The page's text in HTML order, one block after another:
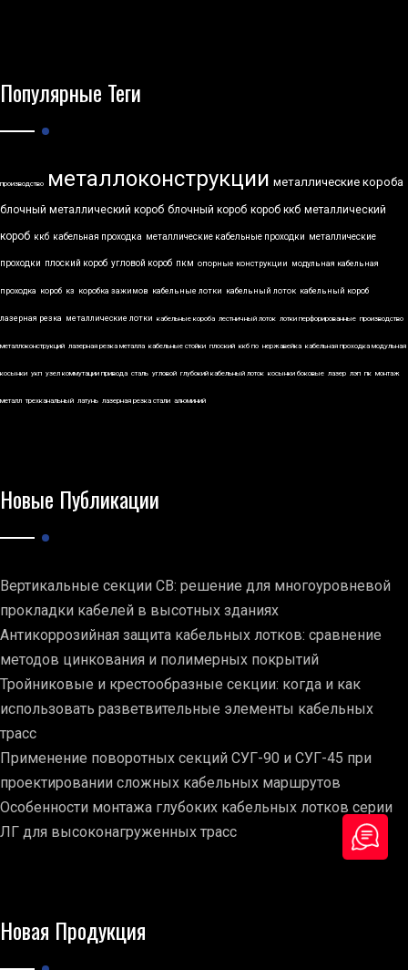
Популярные Теги
производство металлоконструкции металлические короба
блочный металлический короб блочный короб короб ккб металлический
короб ккб кабельная проходка металлические кабельные проходки металлические
проходки плоский короб угловой короб пкм опорные конструкции модульная кабельная
проходка короб кз коробка зажимов кабельные лотки кабельный лоток кабельный короб
лазерная резка металлические лотки кабельные короба лестничный лоток лотки перфорированные производство
металлоконструкций лазерная резка металла кабельные стойки плоский ккб по нержавейка кабельная проходка модульная
косынки укп узел коммутации привода сталь угловой глубокий кабельный лоток косынки боковые лазер лэп пк монтаж
металл трехканальный латунь лазерная резка стали алюминий
Новые Публикации
Вертикальные секции СВ: решение для многоуровневой
прокладки кабелей в высотных зданиях
Антикоррозийная защита кабельных лотков: сравнение
методов цинкования и полимерных покрытий
Тройниковые и крестообразные секции: когда и как
использовать разветвительные элементы кабельных
трасс
Применение поворотных секций СУГ-90 и СУГ-45 при
проектировании сложных кабельных маршрутов
Особенности монтажа глубоких кабельных лотков серии
ЛГ для высоконагруженных трасс
Новая Продукция